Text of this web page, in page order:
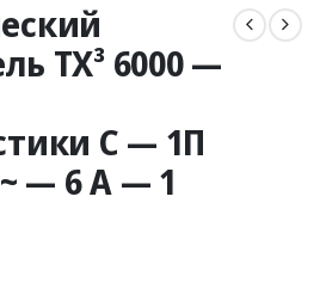
TX³ 6000 —
C — 1П
— 6 А — 1